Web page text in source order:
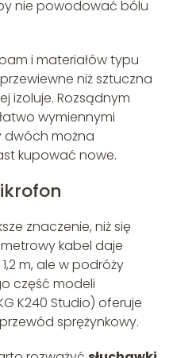
nie powodować bólu
i materiałów typu
niż sztuczna
izoluje. Rozsądnym
wymiennymi
dwóch można
kupować nowe.
znaczenie, niż się
kabel daje
m, ale w podróży
część modeli
K240 Studio) oferuje
sprężynkowy.